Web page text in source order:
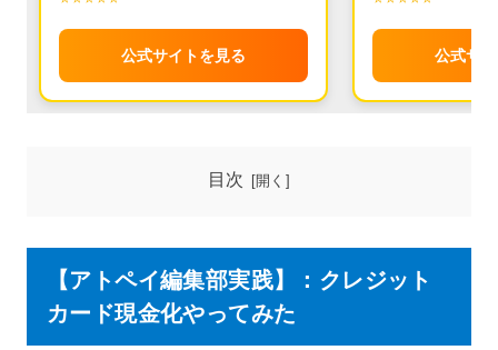
公式サイトを見る 公式サ
目次
【アトペイ編集部実践】：クレジット
カード現金化やってみた